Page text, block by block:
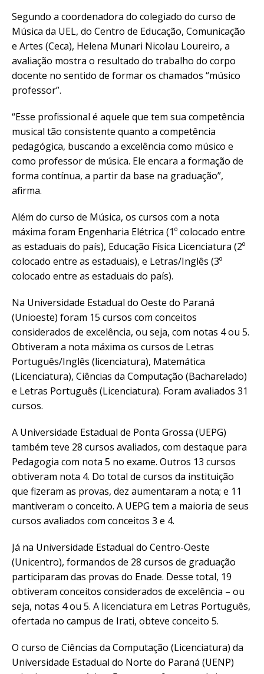
Segundo a coordenadora do colegiado do curso de
Música da UEL, do Centro de Educação, Comunicação
e Artes (Ceca), Helena Munari Nicolau Loureiro, a
avaliação mostra o resultado do trabalho do corpo
docente no sentido de formar os chamados “músico
professor”.
“Esse profissional é aquele que tem sua competência
musical tão consistente quanto a competência
pedagógica, buscando a excelência como músico e
como professor de música. Ele encara a formação de
forma contínua, a partir da base na graduação”,
afirma.
Além do curso de Música, os cursos com a nota
máxima foram Engenharia Elétrica (1º colocado entre
as estaduais do país), Educação Física Licenciatura (2º
colocado entre as estaduais), e Letras/Inglês (3º
colocado entre as estaduais do país).
Na Universidade Estadual do Oeste do Paraná
(Unioeste) foram 15 cursos com conceitos
considerados de excelência, ou seja, com notas 4 ou 5.
Obtiveram a nota máxima os cursos de Letras
Português/Inglês (licenciatura), Matemática
(Licenciatura), Ciências da Computação (Bacharelado)
e Letras Português (Licenciatura). Foram avaliados 31
cursos.
A Universidade Estadual de Ponta Grossa (UEPG)
também teve 28 cursos avaliados, com destaque para
Pedagogia com nota 5 no exame. Outros 13 cursos
obtiveram nota 4. Do total de cursos da instituição
que fizeram as provas, dez aumentaram a nota; e 11
mantiveram o conceito. A UEPG tem a maioria de seus
cursos avaliados com conceitos 3 e 4.
Já na Universidade Estadual do Centro-Oeste
(Unicentro), formandos de 28 cursos de graduação
participaram das provas do Enade. Desse total, 19
obtiveram conceitos considerados de excelência – ou
seja, notas 4 ou 5. A licenciatura em Letras Português,
ofertada no campus de Irati, obteve conceito 5.
O curso de Ciências da Computação (Licenciatura) da
Universidade Estadual do Norte do Paraná (UENP)